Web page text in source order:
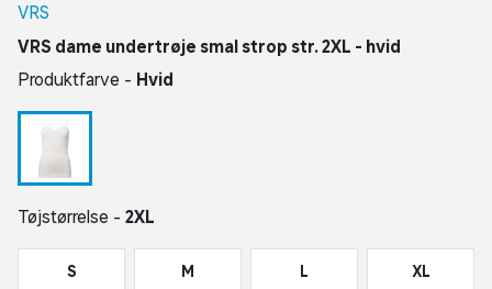
VRS
VRS dame undertrøje smal strop str. 2XL - hvid
Produktfarve - Hvid
Tøjstørrelse - 2XL
S M L XL